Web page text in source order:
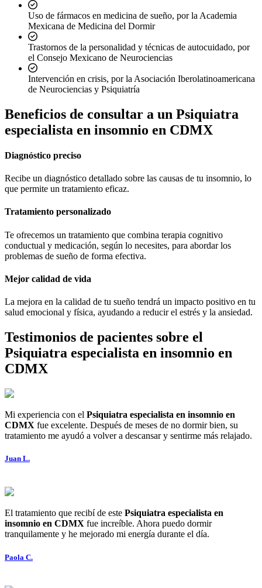
Uso de fármacos en medicina de sueño, por la Academia
Mexicana de Medicina del Dormir
Trastornos de la personalidad y técnicas de autocuidado, por
el Consejo Mexicano de Neurociencias
Intervención en crisis, por la Asociación Iberolatinoamericana
de Neurociencias y Psiquiatría
Beneficios de consultar a un Psiquiatra
especialista en insomnio en CDMX
Diagnóstico preciso
Recibe un diagnóstico detallado sobre las causas de tu insomnio, lo
que permite un tratamiento eficaz.
Tratamiento personalizado
Te ofrecemos un tratamiento que combina terapia cognitivo
conductual y medicación, según lo necesites, para abordar los
problemas de sueño de forma efectiva.
Mejor calidad de vida
La mejora en la calidad de tu sueño tendrá un impacto positivo en tu
salud emocional y física, ayudando a reducir el estrés y la ansiedad.
Testimonios de pacientes sobre el
Psiquiatra especialista en insomnio en
CDMX
Mi experiencia con el Psiquiatra especialista en insomnio en
CDMX fue excelente. Después de meses de no dormir bien, su
tratamiento me ayudó a volver a descansar y sentirme más relajado.
Juan L.
El tratamiento que recibí de este Psiquiatra especialista en
insomnio en CDMX fue increíble. Ahora puedo dormir
tranquilamente y he mejorado mi energía durante el día.
Paola C.